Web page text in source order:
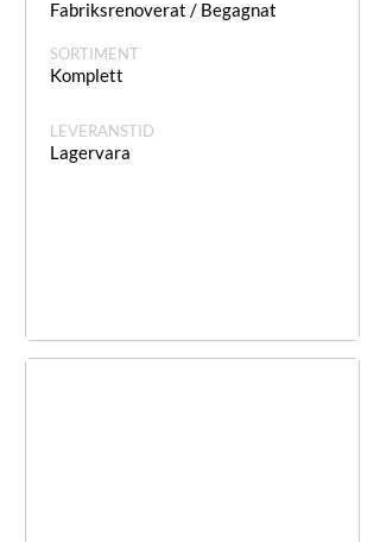
Fabriksrenoverat / Begagnat
SORTIMENT
Komplett
LEVERANSTID
Lagervara